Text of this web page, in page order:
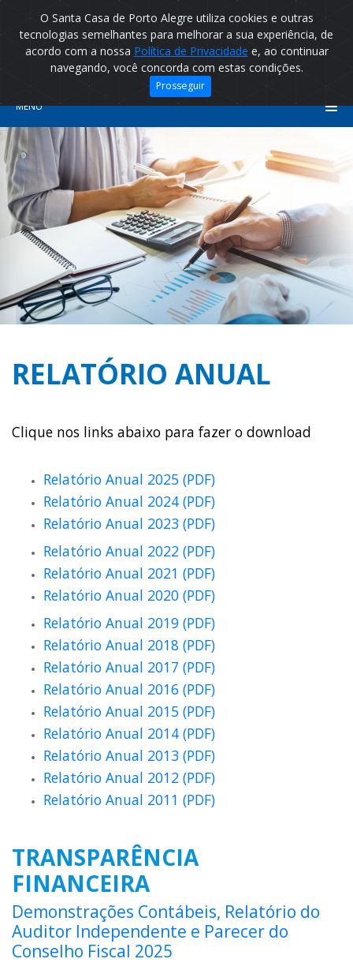
O Santa Casa de Porto Alegre utiliza cookies e outras
tecnologias semelhantes para melhorar a sua experiência, de
acordo com a nossa Política de Privacidade e, ao continuar
navegando, você concorda com estas condições.
Prosseguir
MENU
RELATÓRIO ANUAL
Clique nos links abaixo para fazer o download
Relatório Anual 2025 (PDF)
Relatório Anual 2024 (PDF)
Relatório Anual 2023 (PDF)
Relatório Anual 2022 (PDF)
Relatório Anual 2021 (PDF)
Relatório Anual 2020 (PDF)
Relatório Anual 2019 (PDF)
Relatório Anual 2018 (PDF)
Relatório Anual 2017 (PDF)
Relatório Anual 2016 (PDF)
Relatório Anual 2015 (PDF)
Relatório Anual 2014 (PDF)
Relatório Anual 2013 (PDF)
Relatório Anual 2012 (PDF)
Relatório Anual 2011 (PDF)
TRANSPARÊNCIA
FINANCEIRA
Demonstrações Contábeis, Relatório do
Auditor Independente e Parecer do
Conselho Fiscal 2025